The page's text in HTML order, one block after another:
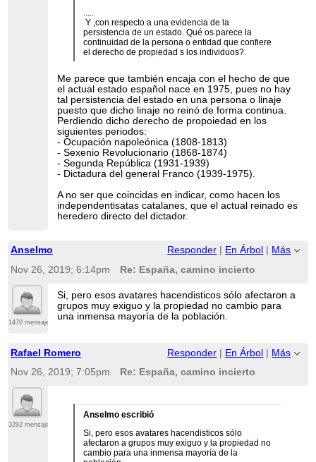
.....
Y ,con respecto a una evidencia de la
persistencia de un estado. Qué os parece la
continuidad de la persona o entidad que confiere
el derecho de propiedad s los individuos?.
Me parece que también encaja con el hecho de que
el actual estado español nace en 1975, pues no hay
tal persistencia del estado en una persona o linaje
puesto que dicho linaje no reinó de forma continua.
Perdiendo dicho derecho de propoiedad en los
siguientes periodos:
- Ocupación napoleónica (1808-1813)
- Sexenio Revolucionario (1868-1874)
- Segunda República (1931-1939)
- Dictadura del general Franco (1939-1975).
A no ser que coincidas en indicar, como hacen los
independentisatas catalanes, que el actual reinado es
heredero directo del dictador.
Anselmo Responder En Árbol
Más
Nov 26, 2019; 6:14pm
Re: España, camino incierto
1470 mensajes
Si, pero esos avatares hacendisticos sólo afectaron a
grupos muy exiguo y la propiedad no cambio para
una inmensa mayoría de la población.
Rafael Romero Responder En Árbol
Más
Nov 26, 2019; 7:05pm
Re: España, camino incierto
3292 mensajes
Anselmo escribió
Si, pero esos avatares hacendisticos sólo
afectaron a grupos muy exiguo y la propiedad no
cambio para una inmensa mayoría de la